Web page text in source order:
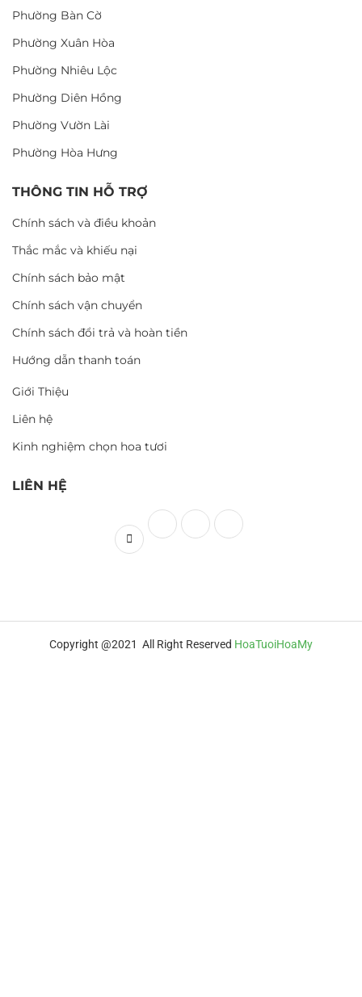
Phường Bàn Cờ
Phường Xuân Hòa
Phường Nhiêu Lộc
Phường Diên Hồng
Phường Vườn Lài
Phường Hòa Hưng
THÔNG TIN HỖ TRỢ
Chính sách và điều khoản
Thắc mắc và khiếu nại
Chính sách bảo mật
Chính sách vận chuyển
Chính sách đổi trả và hoàn tiền
Hướng dẫn thanh toán
Giới Thiệu
Liên hệ
Kinh nghiệm chọn hoa tươi
LIÊN HỆ
Copyright @2021 All Right Reserved HoaTuoiHoaMy